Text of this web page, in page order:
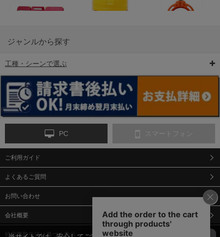
6-矢印板/LED矢印板
ンス
9-点字マット・タイ
ジャンルから探す
工種・シーンで選ぶ
PC スマートフォン
ご利用ガイド
よくあるご質問
お問い合わせ
会社概要
特定商取引法に基づく表示